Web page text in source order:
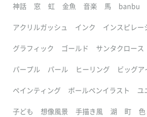
神話 窓 虹 金魚 音楽 馬 banbu
アクリルガッシュ インク インスピレー
グラフィック ゴールド サンタクロース
パープル パール ヒーリング ビッグア
ペインティング ボールペンイラスト ユ
子ども 想像風景 手描き風 湖 町 色